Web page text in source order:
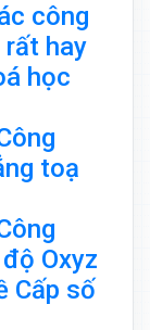
công
hay
học
toạ
Oxyz
Cấp số